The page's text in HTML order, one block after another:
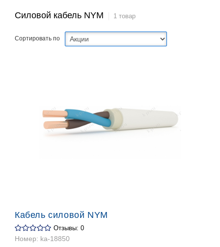
Силовой кабель NYM 1 товар
Сортировать по
Кабель силовой NYM
Отзывы: 0
Номер: ka-18850